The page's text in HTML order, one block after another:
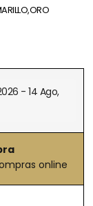
- 14 Ago,
online